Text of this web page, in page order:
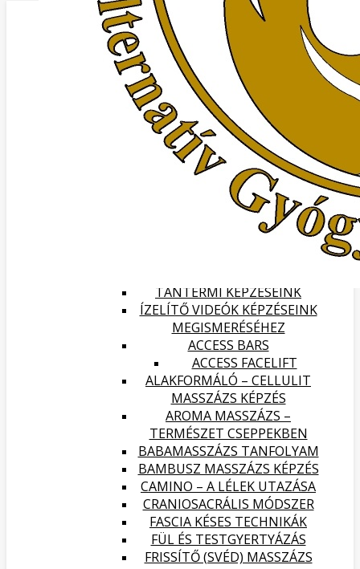
KEZDŐOLDAL
BEMUTATKOZÁS
OKTATÓINK
PARTNEREINK:
KÉPGALÉRIA
KAPCSOLAT
MÉDIA MEGJELENÉSEK
INTERJÚ A FŐNIX MASSZÁZS
ALTERNATÍV GYÓGYMÓDOK ÉS
KÉPZÉSEK OKTATÓIVAL A
SZOLNOK TV ELIXÍR 2020.06.23.
MŰSORÁBAN.
ADATKEZELÉSI TÁJÉKOZTATÓ
TANTERMI KÉPZÉSEINK
ÍZELÍTŐ VIDEÓK KÉPZÉSEINK
MEGISMERÉSÉHEZ
ACCESS BARS
ACCESS FACELIFT
ALAKFORMÁLÓ – CELLULIT
MASSZÁZS KÉPZÉS
AROMA MASSZÁZS –
TERMÉSZET CSEPPEKBEN
BABAMASSZÁZS TANFOLYAM
BAMBUSZ MASSZÁZS KÉPZÉS
CAMINO – A LÉLEK UTAZÁSA
CRANIOSACRÁLIS MÓDSZER
FASCIA KÉSES TECHNIKÁK
FÜL ÉS TESTGYERTYÁZÁS
FRISSÍTŐ (SVÉD) MASSZÁZS